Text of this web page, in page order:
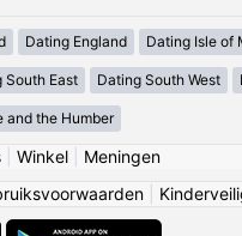
Dating England Dating Isle of
South East Dating South West
and the Humber
| Winkel| Meningen